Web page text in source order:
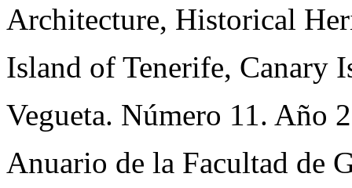
Architecture, Historical
Island of Tenerife, Canary
Vegueta. Número 11. Año
Anuario de la Facultad de